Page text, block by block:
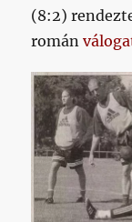
(8:2)
román